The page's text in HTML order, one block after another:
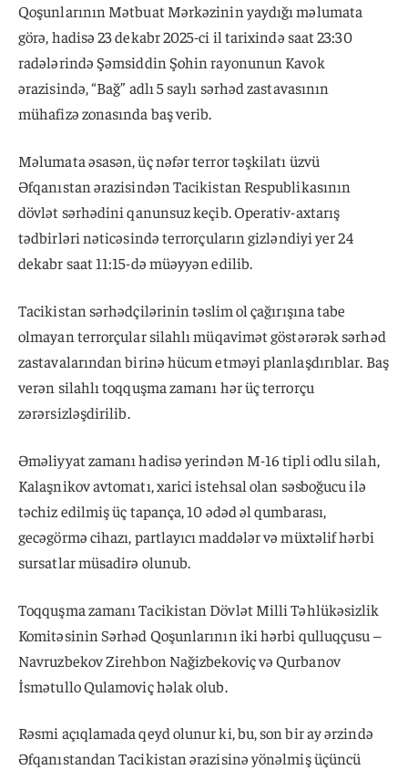
Qoşunlarının Mətbuat Mərkəzinin yaydığı məlumata
görə, hadisə 23 dekabr 2025-ci il tarixində saat 23:30
radələrində Şəmsiddin Şohin rayonunun Kavok
ərazisində, “Bağ” adlı 5 saylı sərhəd zastavasının
mühafizə zonasında baş verib.
Məlumata əsasən, üç nəfər terror təşkilatı üzvü
Əfqanıstan ərazisindən Tacikistan Respublikasının
dövlət sərhədini qanunsuz keçib. Operativ-axtarış
tədbirləri nəticəsində terrorçuların gizləndiyi yer 24
dekabr saat 11:15-də müəyyən edilib.
Tacikistan sərhədçilərinin təslim ol çağırışına tabe
olmayan terrorçular silahlı müqavimət göstərərək sərhəd
zastavalarından birinə hücum etməyi planlaşdırıblar. Baş
verən silahlı toqquşma zamanı hər üç terrorçu
zərərsizləşdirilib.
Əməliyyat zamanı hadisə yerindən M-16 tipli odlu silah,
Kalaşnikov avtomatı, xarici istehsal olan səsboğucu ilə
təchiz edilmiş üç tapança, 10 ədəd əl qumbarası,
gecəgörmə cihazı, partlayıcı maddələr və müxtəlif hərbi
sursatlar müsadirə olunub.
Toqquşma zamanı Tacikistan Dövlət Milli Təhlükəsizlik
Komitəsinin Sərhəd Qoşunlarının iki hərbi qulluqçusu –
Navruzbekov Zirehbon Nağizbekoviç və Qurbanov
İsmətullo Qulamoviç həlak olub.
Rəsmi açıqlamada qeyd olunur ki, bu, son bir ay ərzində
Əfqanıstandan Tacikistan ərazisinə yönəlmiş üçüncü